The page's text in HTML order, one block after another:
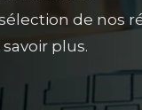
de nos
plus.